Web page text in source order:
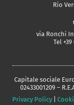
Rio
via Ronchi
Tel +39
Capitale sociale
02433001209 –
Privacy Policy